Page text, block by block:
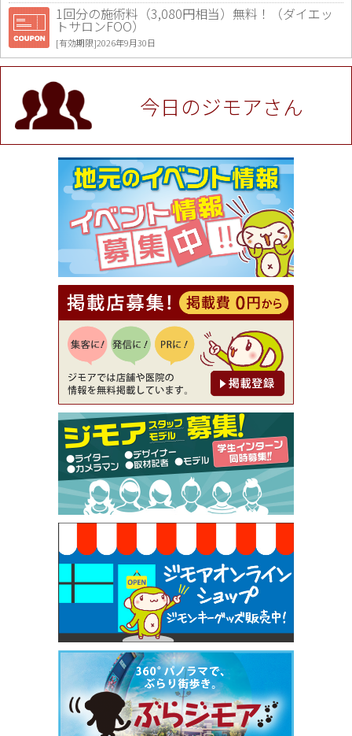
1回分の施術料（3,080円相当）無料！（ダイエッ
トサロンFOO）
[有効期限]2026年9月30日
値段提示後「ジモア見た」で更に買い取り金額 U
P！※チケットと新品商品は除く（大黒屋 高田馬場
駅前店）
[有効期限]2026年9月30日
★ジモア限定特典★ お会計より全品5％OFF（ナチ
ュラル＆ハンドメイドショップ［マキマキ］）
[有効期限]2026年9月30日まで
【ジモア限定①】初回割引 特価 VIO脱毛11,000円
⇒8,800円（メンズ専門ワックス脱毛サロン Mickle
（ミックル））
[有効期限]2026年9月30日
【ジモア読者特典2】コース 3,500円→3,000円（料
理5品+2時間飲み放題）（創作イタリアン Pia Cu
ore（ピアクオーレ））
[有効期限]2026年9月30日
【ジモア読者特典1】料理全品20％OFF ※18時以
降（創作イタリアン Pia Cuore（ピアクオーレ））
[有効期限]2026年9月30日
【ジモア限定②】初回割引 特価 鼻毛脱毛 半額 2,2
00円⇒1,100円（メンズ専門ワックス脱毛サロン Mi
ckle（ミックル））
[有効期限]2026年9月30日
【ジモア限定特典①】まつ毛カール 3,850円→ 2,7
50円（Premiere（プルミエール））
[有効期限]2026年9月30日
焼き餃子 一皿サービス（餃子酒場たっちゃん 西
早稲田店）
[有効期限]2026年9月30日
今日のジモアさん